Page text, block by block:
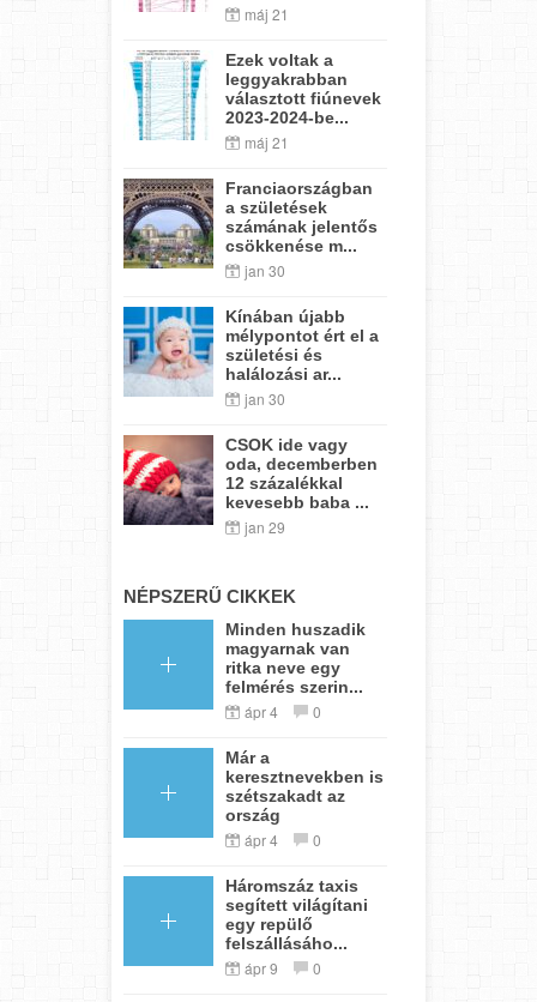
máj 21
Ezek voltak a
leggyakrabban
választott fiúnevek
2023-2024-be...
máj 21
Franciaországban
a születések
számának jelentős
csökkenése m...
jan 30
Kínában újabb
mélypontot ért el a
születési és
halálozási ar...
jan 30
CSOK ide vagy
oda, decemberben
12 százalékkal
kevesebb baba ...
jan 29
NÉPSZERŰ CIKKEK
Minden huszadik
magyarnak van
ritka neve egy
felmérés szerin...
ápr 4 0
Már a
keresztnevekben is
szétszakadt az
ország
ápr 4 0
Háromszáz taxis
segített világítani
egy repülő
felszállásáho...
ápr 9 0